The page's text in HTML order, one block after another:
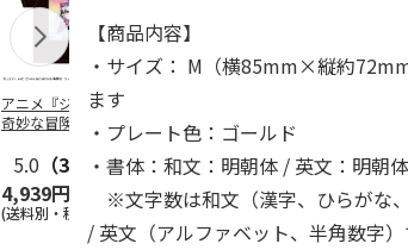
アニメ『ジョジョの
奇妙な冒険 黄金の
風』CITY POP…
5.0 （3）
4,939円
(送料別・税込)
ー付きバッグ
4.5（6）
1,760円
(送料別・税込)
3,080円
(送料別・税込)
【商品内容】
・サイズ： M（横85mm×縦約
ます
・プレート色：ゴールド
・書体：和文：明朝体 / 英文：明朝体
※文字数は和文（漢字、ひらがな
/ 英文（アルファベット、半角数字）